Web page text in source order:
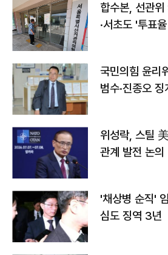
합수본, 선관
·서초도 '투표
국민의힘 윤리
범수·진종오 징
위성락, 스틸
관계 발전 논의
'채상병 순직'
심도 징역 3년